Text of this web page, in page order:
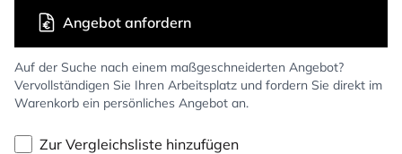
Auf der Suche nach einem maßgeschneiderten Angebot?
Vervollständigen Sie Ihren Arbeitsplatz und fordern Sie direkt im
Warenkorb ein persönliches Angebot an.
Angebot anfordern
Zur Vergleichsliste hinzufügen